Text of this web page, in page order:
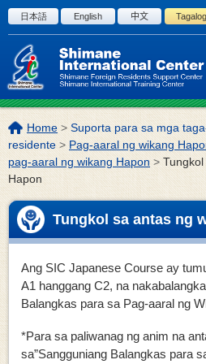
Skip to the body
日本語 English 中文 Tagalog
Lokasyon
ng
page:
Home >Suporta para sa mga
residente >Pag-aaral ng wikang
pag-aaral ng wikang Hapon>
Hapon
Tungkol sa antas ng
Ang SIC Japanese Course ay
A1 hanggang C2, na
Balangkas para sa Pag-aaral ng
*Para sa paliwanag ng anim na
sa”Sangguniang Balangkas para